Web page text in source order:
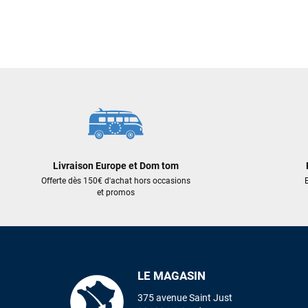
Livraison Europe et Dom tom
Offerte dès 150€ d'achat hors occasions
et promos
LE MAGASIN
375 avenue Saint Just